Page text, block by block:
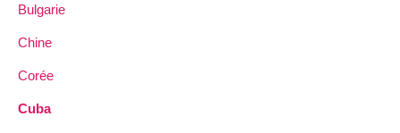
Bulgarie
Chine
Corée
Cuba